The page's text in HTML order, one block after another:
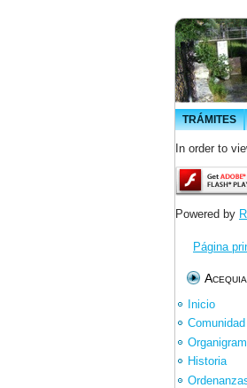
TRÁMITES
In order to
Powered by
Página
Inicio
Historia